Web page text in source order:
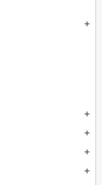
add
add
add
add
add